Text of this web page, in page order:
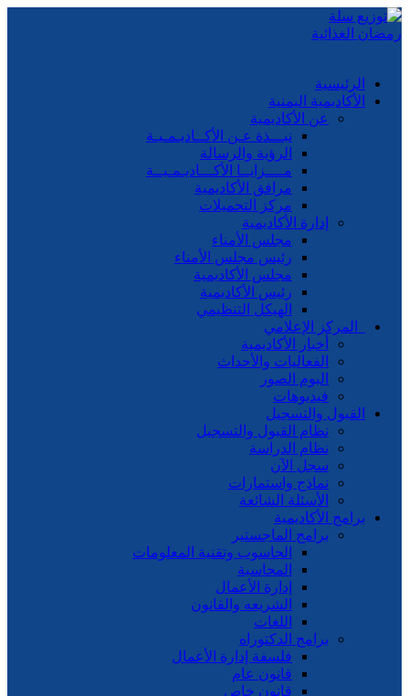
الرئيسية
الأكاديمية اليمنية
عن الأكاديمية
نبـــذة عـن الأكــاديـمـيـة
الرؤية والرسالة
مــــزايــا الأكـــاديـمـيــة
مرافق الأكاديمية
مركز التحميلات
إدارة الأكاديمية
مجلس الأمناء
رئيس مجلس الأمناء
مجلس الأكاديمية
رئيس الأكاديمية
الهيكل التنظيمي
المركز الإعلامي
أخبار الأكاديمية
الفعاليات والأحداث
البوم الصور
فيديوهات
القبول والتسجيل
نظام القبول والتسجيل
نظام الدراسة
سجل الآن
نماذج واستمارات
الأسئلة الشائعة
برامج الأكاديمية
برامج الماجستير
الحاسوب وتقنية المعلومات
المحاسبة
إدارة الأعمال
الشريعه والقانون
اللغات
برامج الدكتوراه
فلسفة إدارة الأعمال
قانون عام
قانون خاص